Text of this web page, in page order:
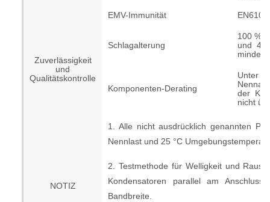
EMV-Immunität
Zuverlässigkeit
und
Qualitätskontrolle
Schlagalterung
100 %
und 4
Komponenten-Derating
Unter
der
nicht
NOTIZ
1. Alle nicht ausdrücklich genannten
Nennlast und 25 °C
2. Testmethode für Welligkeit und
Kondensatoren parallel am
Bandbreite.